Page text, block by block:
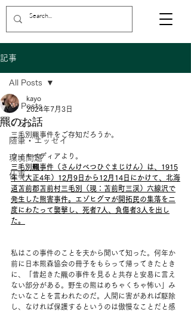
記事
All Posts
くらし
随筆・エッセイ
環境問題
仕事
All Posts
羆のお話
kayo
2024年7月3日
三毛別羆事件をご存知だろうか。
ウィキペディアより。
三毛別羆事件（さんけべつひぐまじけん）は、 1915
年（大正4年） 12月9日 から 12月14日 にかけて、 北海
道苫前郡苫前村三毛別（現： 苫前町三渓）六線沢で
発生した熊害事件。 エゾヒグマが開拓民の集落を二
度にわたって襲撃し、死者7人、負傷者3人を出し
た。
私はこの事件のことを夫から聞いて知った。何年か
前に日本熊森協会の冊子をもらって帰ってきたとき
に、「昔起きた羆の事件を見ると共存と安易に言え
ない部分がある。野生の熊はめちゃくちゃ怖い」み
たいなことを言われたのだ。人間に害があれば駆除
し、なければ保護するというのは傲慢なことだと感